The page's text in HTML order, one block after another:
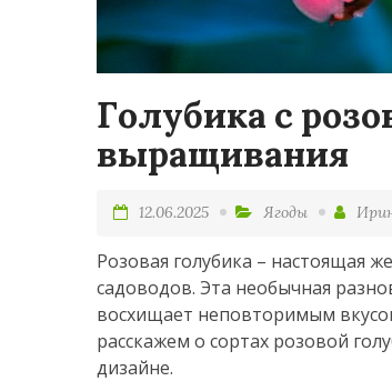
Голубика с
выращивания
12.06.2025 Ягоды
Розовая голубика – настоящая
садоводов. Эта необычная
восхищает неповторимым
расскажем о сортах розовой
дизайне.